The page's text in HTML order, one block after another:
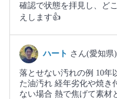
確認で状態を拝見し、ど
えします👍
ハート さん(愛知県)
落とせない汚れの例 10年
た油汚れ 経年劣化や焼き
ない場合 熱で焦げて素材